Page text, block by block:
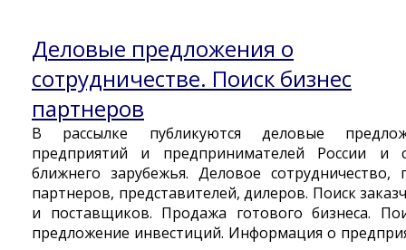
Деловые предложения о
сотрудничестве. Поиск бизнес
партнеров
В рассылке публикуются деловые
предприятий и предпринимателей России и
ближнего зарубежья. Деловое сотрудничество,
партнеров, представителей, дилеров. Поиск
и поставщиков. Продажа готового бизнеса.
предложение инвестиций. Информация о